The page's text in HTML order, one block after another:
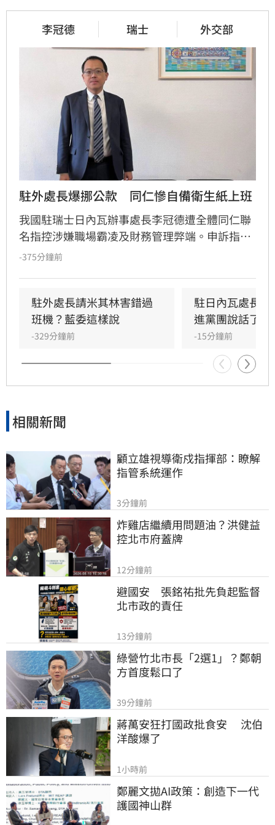
李冠德 瑞士 外交部
駐外處長爆挪公款　同仁慘自備衛生紙上班
我國駐瑞士日內瓦辦事處長李冠德遭全體同仁聯
名指控涉嫌職場霸凌及財務管理弊端。申訴指
出，李冠德不僅以公款支應私人開銷、浮濫報
辱同仁、歧視宗教與性別，並濫用職權將公務員
當私人司機，甚至因極端撙節導致辦公室連洗手
乳等基本物資都短缺，行徑相當誇張。
-375分鐘前
駐外處長請米其林害錯過
班機？藍委這樣說
-329分鐘前
駐日內瓦處長
進黨團說話了
-15分鐘前
相關新聞
顧立雄視導衛戍指揮部：瞭解
指管系統運作
3分鐘前
炸雞店繼續用問題油？洪健益
控北市府蓋牌
12分鐘前
避國安　張銘祐批先負起監督
北市政的責任
13分鐘前
綠營竹北市長「2選1」？鄭朝
方首度鬆口了
39分鐘前
蔣萬安狂打國政批食安　 沈伯
洋酸爆了
1小時前
鄭麗文拋AI政策：創造下一代
護國神山群